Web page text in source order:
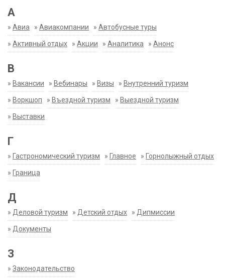
А
» Авиа » Авиакомпании » Автобусные туры
» Активный отдых » Акции » Аналитика » Анонс
В
» Вакансии » Вебинары » Визы » Внутренний туризм
» Воркшоп » Въездной туризм » Выездной туризм
» Выставки
Г
» Гастрономический туризм » Главное » Горнолыжный отдых
» Граница
Д
» Деловой туризм » Детский отдых » Дипмиссии
» Документы
З
» Законодательство